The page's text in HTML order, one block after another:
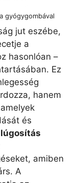
gyógygombával
jut eszébe,
a
hasonlóan –
Ez
hanem
és
lúgosítás
amiben
A